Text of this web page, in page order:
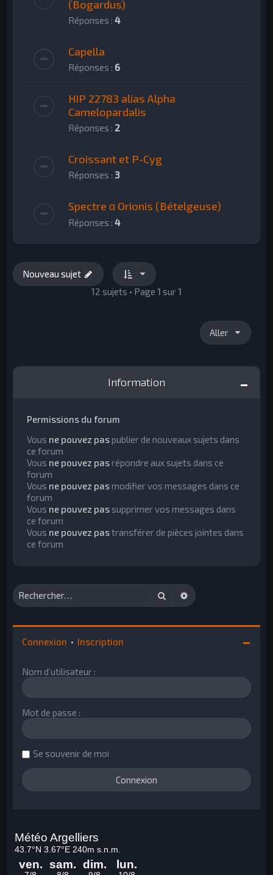
(Bogardus)
Réponses :4
Capella
Réponses : 6
HIP 22783 alias Alpha
Camelopardalis
Réponses : 2
Croissant et P-Cyg
Réponses : 3
Spectre α Orionis (Bételgeuse)
Réponses :4
Nouveau sujet
12 sujets • Page 1 sur1
Aller
Information
Permissions du forum
Vous ne pouvez paspublier de nouveaux sujets dans
ce forum
Vous ne pouvez pasrépondre aux sujets dans ce
forum
Vous ne pouvez pasmodifier vos messages dans ce
forum
Vous ne pouvez pas supprimer vos messages dans
ce forum
Vous ne pouvez pastransférer de pièces jointes dans
ce forum
RechercherRecherche avancée
Connexion • Inscription
Nom d’utilisateur :
Mot de passe :
Se souvenir de moi